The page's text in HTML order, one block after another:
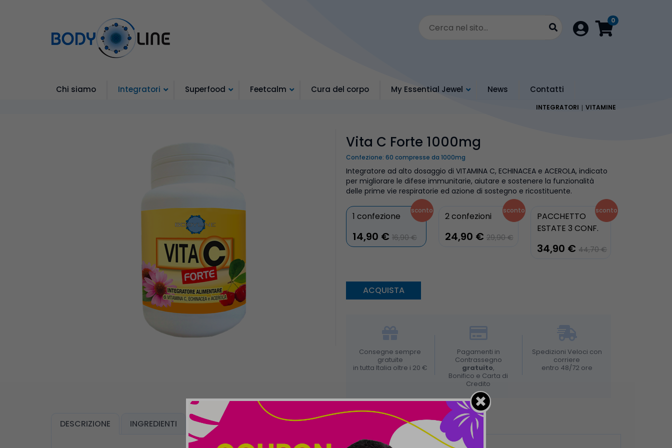
0
Login
Chi siamo Integratori Superfood Feetcalm Cura del corpo My Essential Jewel News Contatti
INTEGRATORI VITAMINE
Vita C Forte 1000mg
Confezione: 60 compresse da 1000mg
Integratore ad alto dosaggio di VITAMINA C, ECHINACEA e ACEROLA, indicato
per migliorare le difese immunitarie, aiutare e sostenere la funzionalità
delle prime vie respiratorie ed azione di sostegno e ricostituente.
14,90 € 16,90 €
sconto
1 confezione
24,90 € 29,90 €
sconto
2 confezioni
34,90 € 44,70 €
sconto
PACCHETTO
ESTATE 3 CONF.
Consegne sempre
gratuite
in tutta Italia oltre i 20 €
Pagamenti in
Contrassegno
gratuito,
Bonifico e Carta di
Credito
Spedizioni Veloci con
corriere
entro 48/72 ore
DESCRIZIONE INGREDIENTI MODO D'USO AVVERTENZE